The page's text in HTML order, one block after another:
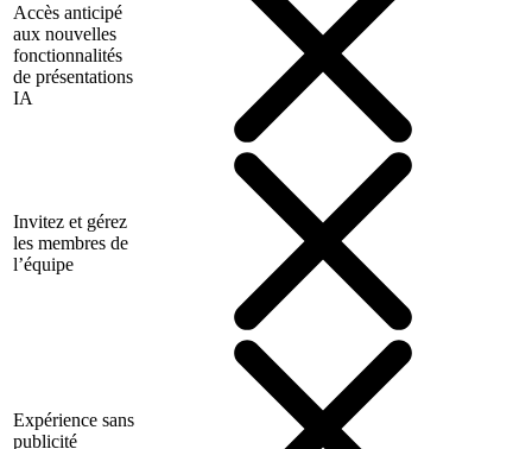
Accès anticipé
aux nouvelles
fonctionnalités
de présentations
IA
Invitez et gérez
les membres de
l’équipe
Expérience sans
publicité